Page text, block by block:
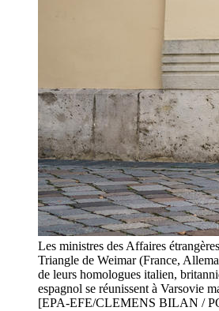
Les ministres des Affaires
Triangle de Weimar (France,
de leurs homologues italien,
espagnol se réunissent à Varsovie
[EPA-EFE/CLEMENS BILAN /